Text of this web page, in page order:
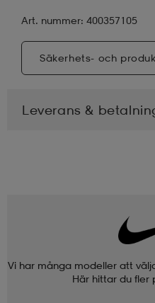
Art. nummer: 400357105
Säkerhets- och
Leverans &
Vi har många modeller att
Här hittar du fler